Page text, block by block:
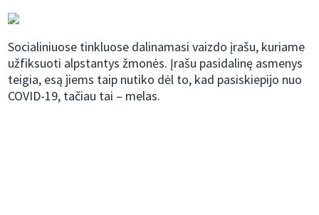
Socialiniuose tinkluose dalinamasi vaizdo įrašu, kuriame
užfiksuoti alpstantys žmonės. Įrašu pasidalinę asmenys
teigia, esą jiems taip nutiko dėl to, kad pasiskiepijo nuo
COVID-19, tačiau tai – melas.